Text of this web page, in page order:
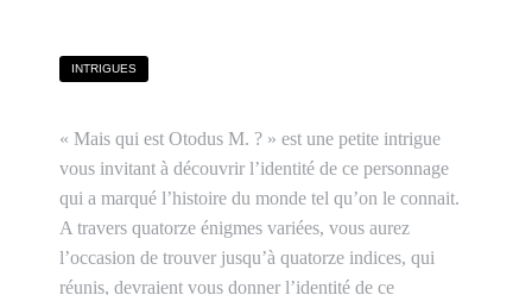
INTRIGUES
« Mais qui est Otodus M. ? » est une petite intrigue
vous invitant à découvrir l’identité de ce personnage
qui a marqué l’histoire du monde tel qu’on le connait.
A travers quatorze énigmes variées, vous aurez
l’occasion de trouver jusqu’à quatorze indices, qui
réunis, devraient vous donner l’identité de ce